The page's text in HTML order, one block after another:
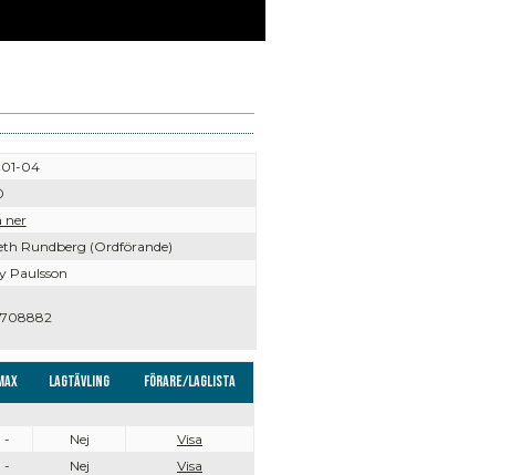
04
ner
Rundberg (Ordförande)
Paulsson
Lagtävling Förare/Laglista
- Nej
Visa
- Nej
Visa